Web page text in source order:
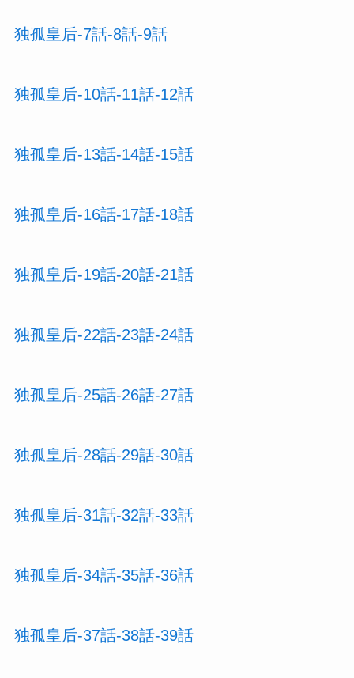
独孤皇后-7話-8話-9話
独孤皇后-10話-11話-12話
独孤皇后-13話-14話-15話
独孤皇后-16話-17話-18話
独孤皇后-19話-20話-21話
独孤皇后-22話-23話-24話
独孤皇后-25話-26話-27話
独孤皇后-28話-29話-30話
独孤皇后-31話-32話-33話
独孤皇后-34話-35話-36話
独孤皇后-37話-38話-39話